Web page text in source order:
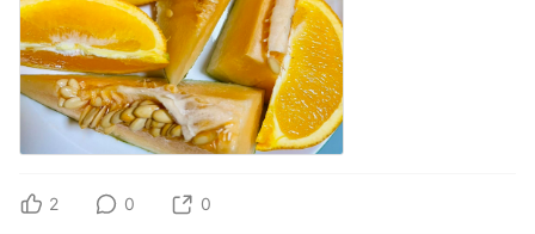
2 0 0